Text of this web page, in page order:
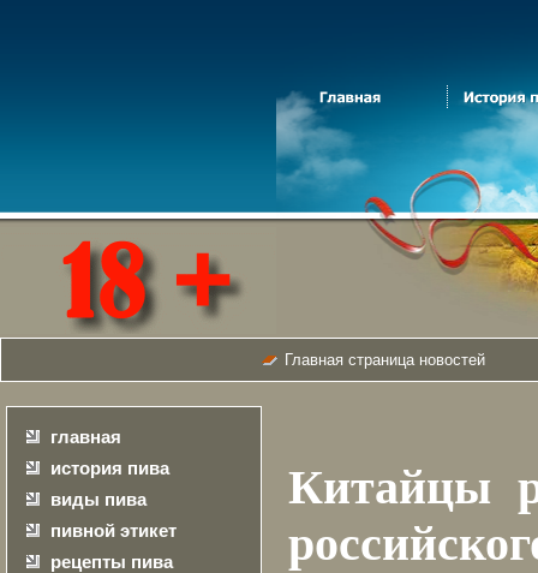
Главная страница новостей
главная
история пива
виды пива
пивной этикет
рецепты пива
Китайцы